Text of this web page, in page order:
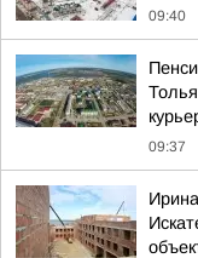
09:40
09:37